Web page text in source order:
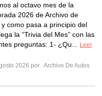
al octavo mes de la
2026 de Archivo de
como pasa a principio del
la “Trivia del Mes” con las
preguntas: 1- ¿Qu...
Leer
2026 por Archivo De Autos